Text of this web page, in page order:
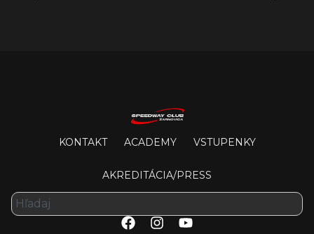
KONTAKT ACADEMY VSTUPENKY
AKREDITÁCIA/PRESS